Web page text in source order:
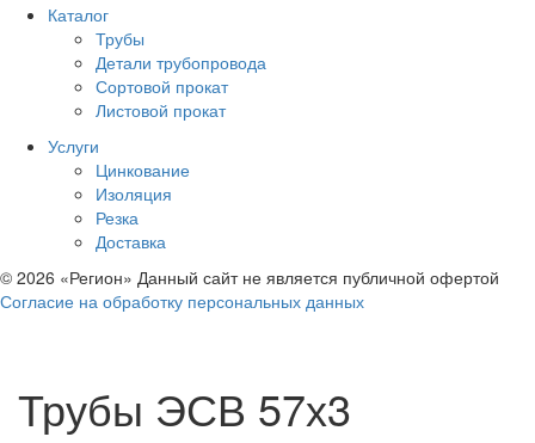
Каталог
Трубы
Детали трубопровода
Сортовой прокат
Листовой прокат
Услуги
Цинкование
Изоляция
Резка
Доставка
© 2026 «Регион» Данный сайт не является публичной офертой
Согласие на обработку персональных данных
Трубы ЭСВ 57х3